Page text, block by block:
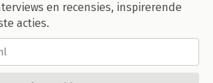
en recensies, inspirerende
acties.